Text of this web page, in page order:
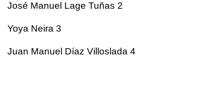
José Manuel Lage Tuñas 2
Yoya Neira 3
Juan Manuel Díaz Villoslada 4